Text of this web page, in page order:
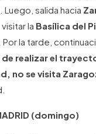
Luego, salida hacia
la Basílica del
la tarde,
de realizar el
no se visita
(domingo)